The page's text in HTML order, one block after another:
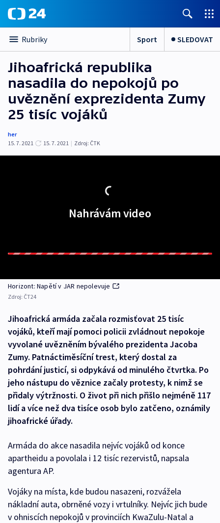
Rubriky Sport SLEDOVAT
Jihoafrická republika
nasadila do nepokojů po
uvěznění exprezidenta Zumy
25 tisíc vojáků
her
15. 7. 2021
15. 7. 2021 | Zdroj: ČTK
Nahrávám video
Horizont: Napětí v JAR nepolevuje
Zdroj: ČT24
Jihoafrická armáda začala rozmisťovat 25 tisíc
vojáků, kteří mají pomoci policii zvládnout nepokoje
vyvolané uvězněním bývalého prezidenta Jacoba
Zumy. Patnáctiměsíční trest, který dostal za
pohrdání justicí, si odpykává od minulého čtvrtka. Po
jeho nástupu do věznice začaly protesty, k nimž se
přidaly výtržnosti. O život při nich přišlo nejméně 117
lidí a více než dva tisíce osob bylo zatčeno, oznámily
jihoafrické úřady.
Armáda do akce nasadila nejvíc vojáků od konce
apartheidu a povolala i 12 tisíc rezervistů, napsala
agentura AP.
Vojáky na místa, kde budou nasazeni, rozvážela
nákladní auta, obrněné vozy i vrtulníky. Nejvíc jich bude
v ohniscích nepokojů v provinciích KwaZulu-Natal a